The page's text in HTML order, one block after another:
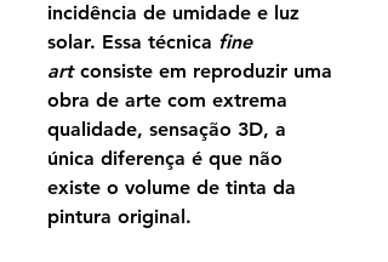
incidência de umidade e luz
solar. Essa técnica fine
artconsiste em reproduzir uma
obra de arte com extrema
qualidade, sensação 3D, a
única diferença é que não
existe o volume de tinta da
pintura original.